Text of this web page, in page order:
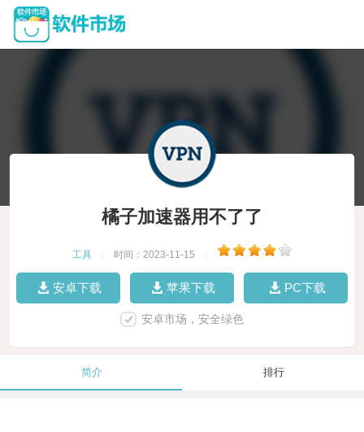
橘子加速器用不了了
工具 时间：2023-11-15
安卓下载 苹果下载 PC下载
安卓市场，安全绿色
简介 排行